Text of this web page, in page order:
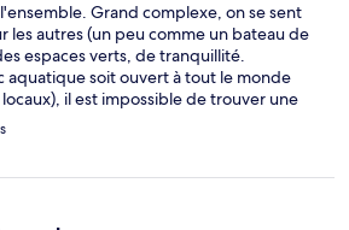
Grand complexe, on se sent
les autres (un peu comme un bateau de
espaces verts, de tranquillité.
aquatique soit ouvert à tout le monde
il est impossible de trouver une
la journée. On a été un peu embêté par
dès que l'on laissait quelque chose
bêtes). Hotel un peu bruyant le soir et la
qualité de la nourriture rattrape les point